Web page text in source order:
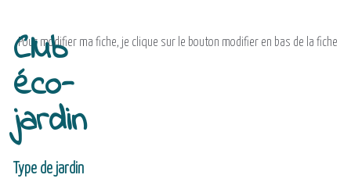
Pour modifier ma fiche, je clique sur le bouton modifier en bas de la fiche
Club
éco-
jardin
Type de jardin